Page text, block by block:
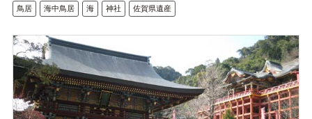
鳥居 海中鳥居 海 神社 佐賀県遺産